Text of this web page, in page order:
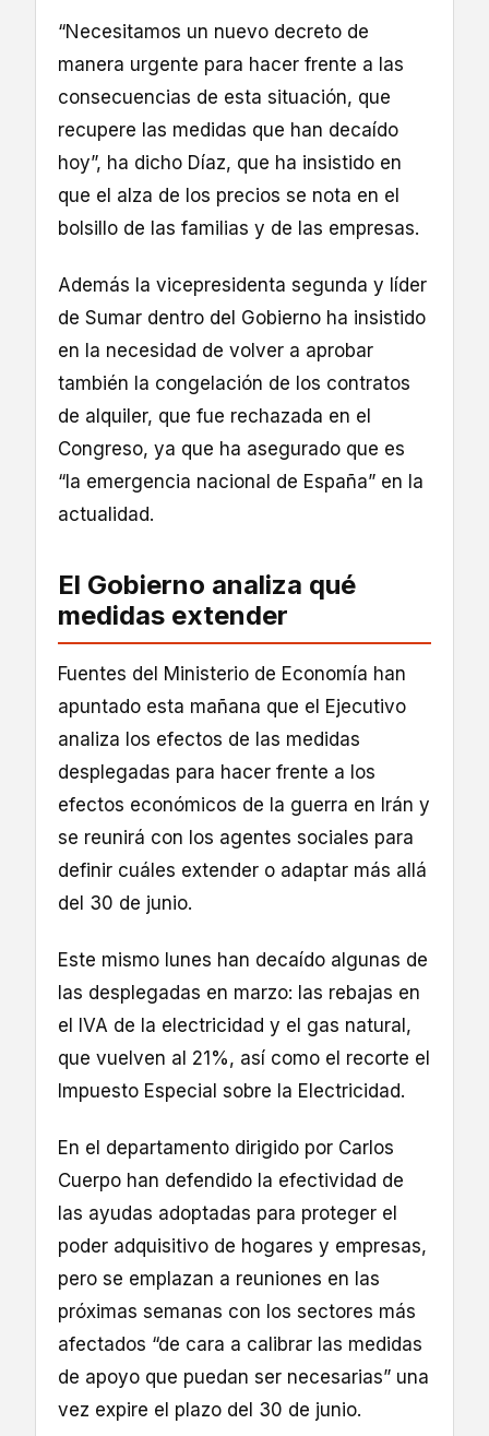
“Necesitamos un nuevo decreto de
manera urgente para hacer frente a las
consecuencias de esta situación, que
recupere las medidas que han decaído
hoy”, ha dicho Díaz, que ha insistido en
que el alza de los precios se nota en el
bolsillo de las familias y de las empresas.
Además la vicepresidenta segunda y líder
de Sumar dentro del Gobierno ha insistido
en la necesidad de volver a aprobar
también la congelación de los contratos
de alquiler, que fue rechazada en el
Congreso, ya que ha asegurado que es
“la emergencia nacional de España” en la
actualidad.
El Gobierno analiza qué
medidas extender
Fuentes del Ministerio de Economía han
apuntado esta mañana que el Ejecutivo
analiza los efectos de las medidas
desplegadas para hacer frente a los
efectos económicos de la guerra en Irán y
se reunirá con los agentes sociales para
definir cuáles extender o adaptar más allá
del 30 de junio.
Este mismo lunes han decaído algunas de
las desplegadas en marzo: las rebajas en
el IVA de la electricidad y el gas natural,
que vuelven al 21%, así como el recorte el
Impuesto Especial sobre la Electricidad.
En el departamento dirigido por Carlos
Cuerpo han defendido la efectividad de
las ayudas adoptadas para proteger el
poder adquisitivo de hogares y empresas,
pero se emplazan a reuniones en las
próximas semanas con los sectores más
afectados “de cara a calibrar las medidas
de apoyo que puedan ser necesarias” una
vez expire el plazo del 30 de junio.